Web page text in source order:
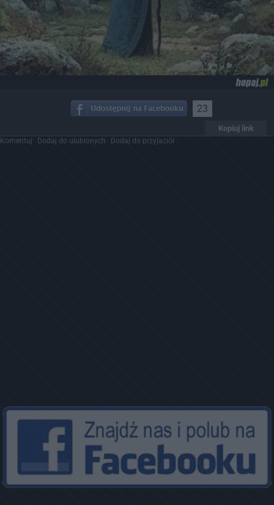
23
Kopiuj link
Komentuj Dodaj do ulubionych Dodaj do przyjaciół